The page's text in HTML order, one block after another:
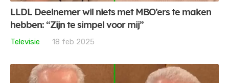
LLDL Deelnemer wil niets met MBO’ers te maken
hebben: “Zijn te simpel voor mij”
Televisie
18 feb 2025